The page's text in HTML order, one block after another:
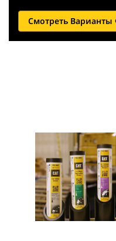
Смотреть